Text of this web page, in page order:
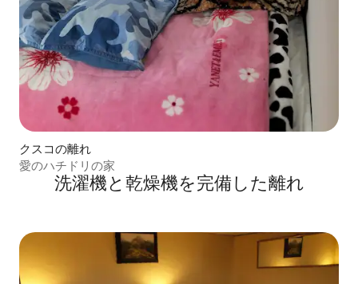
クスコの離れ
愛のハチドリの家
洗濯機と乾燥機を完備した離れ